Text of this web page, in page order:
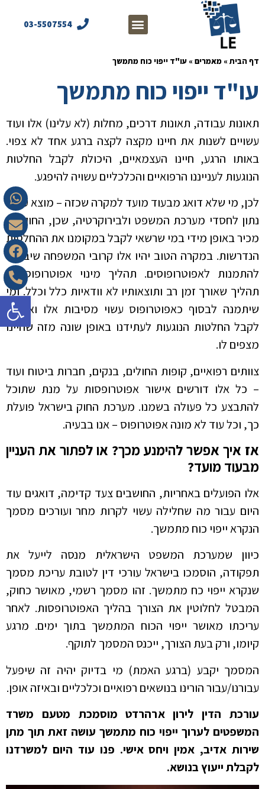
פתח
03-5507554
דף הבית » מאמרים » עו"ד ייפוי כוח מתמשך
עו"ד ייפוי כוח מתמשך
תאונות עבודה, תאונות דרכים, מחלות (לא עלינו) אלו ועוד
עשויים לשנות את חיינו מקצה לקצה ברגע אחד לא צפוי.
באותו הרגע, חיינו העצמאיים, היכולת לקבל החלטות
הנוגעות לענייננו הרפואיים והכלכליים עשויה להיפגע.
לכן, מי שלא דואג מבעוד מועד למקרה שכזה – מוצא עצמו
נתון לחסדי מערכת המשפט ולבירוקרטיה, שכן, החוק לא
מכיר באופן מידי במי שרשאי לקבל במקומנו את ההחלטות
הנדרשות. במקרה הטוב יהיו אלו קרובי המשפחה שיבקשו
להתמנות לאפוטרופוסים. תהליך מינוי אפוטרופוס זה
תהליך שאורך זמן רב ותוצאותיו לא וודאיות כלל וכלל. ומי
שיתמנה לבסוף כאפוטרופוס עשוי מסיבות אלו ואחרות
לקבל החלטות הנוגעות לעתידנו באופן שונה מזה שהיינו
מצפים לו.
צוותים רפואיים, קופות החולים, בנקים, חברות ביטוח ועוד
– כל אלו דורשים אישור אפוטרופסות על מנת שתוכל
להתבצע כל פעולה בשמנו. מערכת החוק בישראל פועלת
כך, וכל עוד לא מונה אפוטרופוס – אנו בבעיה.
אז איך אפשר להימנע מכך? או לפתור את העניין
מבעוד מועד?
אלו הפועלים באחריות, החושבים צעד קדימה, דואגים עוד
היום עבור מה שחלילה עשוי לקרות מחר ועורכים מסמך
הנקרא ייפוי כוח מתמשך.
כיוון שמערכת המשפט הישראלית מנסה לייעל את
תפקודה, הוסמכו בישראל עורכי דין לטובת עריכת מסמך
שנקרא ייפוי כח מתמשך. זהו מסמך רשמי, מאושר כחוק,
המבטל לחלוטין את הצורך בהליך האפוטרופסות. לאחר
עריכתו מאושר ייפוי הכוח המתמשך בתוך ימים. מרגע
קיומו, ורק בעת הצורך, ייכנס המסמך לתוקף.
המסמך יקבע (ברגע האמת) מי בדיוק יהיה זה שיפעל
עבורנו/עבור הורינו בנושאים רפואיים וכלכליים ובאיזה אופן.
עורכת הדין לירון ארהרדט מוסמכת מטעם משרד
המשפטים לערוך ייפוי כוח מתמשך עושה זאת תוך מתן
שירות אדיב, אמין ויחס אישי. פנו עוד היום למשרדנו
לקבלת ייעוץ בנושא.